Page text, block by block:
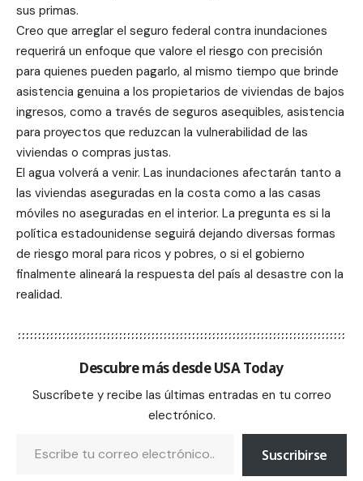
sus primas.
Creo que arreglar el seguro federal contra inundaciones
requerirá un enfoque que valore el riesgo con precisión
para quienes pueden pagarlo, al mismo tiempo que brinde
asistencia genuina a los propietarios de viviendas de bajos
ingresos, como a través de seguros asequibles, asistencia
para proyectos que reduzcan la vulnerabilidad de las
viviendas o compras justas.
El agua volverá a venir. Las inundaciones afectarán tanto a
las viviendas aseguradas en la costa como a las casas
móviles no aseguradas en el interior. La pregunta es si la
política estadounidense seguirá dejando diversas formas
de riesgo moral para ricos y pobres, o si el gobierno
finalmente alineará la respuesta del país al desastre con la
realidad.
Descubre más desde USA Today
Suscríbete y recibe las últimas entradas en tu correo
electrónico.
Suscribirse